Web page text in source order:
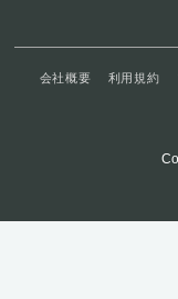
会社概要 利用規約